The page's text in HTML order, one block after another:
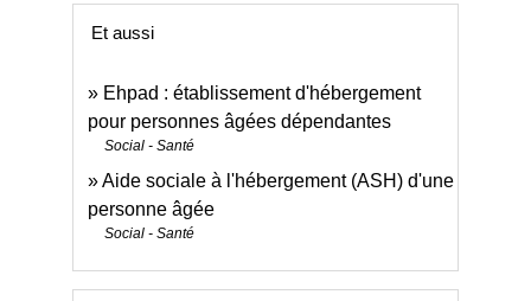
Et aussi
Ehpad : établissement d'hébergement
pour personnes âgées dépendantes
Social - Santé
Aide sociale à l'hébergement (ASH) d'une
personne âgée
Social - Santé